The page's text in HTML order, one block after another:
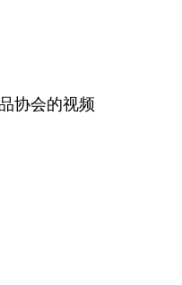
协会的视频